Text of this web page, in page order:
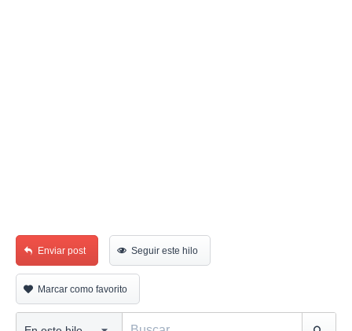
Enviar post Seguir este hilo
Marcar como favorito